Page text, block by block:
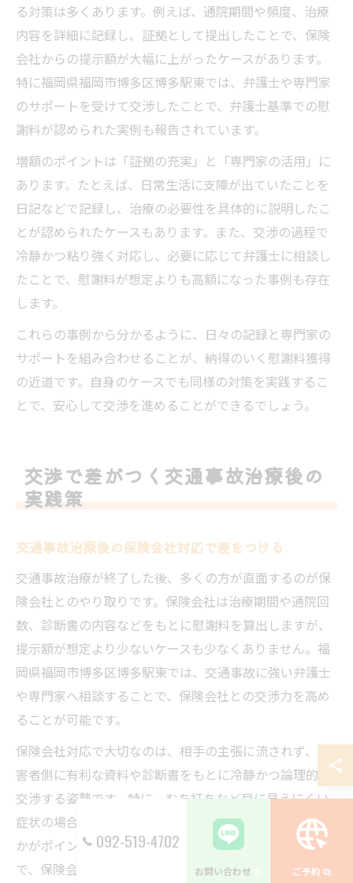
る対策は多くあります。例えば、通院期間や頻度、治療
内容を詳細に記録し、証拠として提出したことで、保険
会社からの提示額が大幅に上がったケースがあります。
特に福岡県福岡市博多区博多駅東では、弁護士や専門家
のサポートを受けて交渉したことで、弁護士基準での慰
謝料が認められた実例も報告されています。
増額のポイントは「証拠の充実」と「専門家の活用」に
あります。たとえば、日常生活に支障が出ていたことを
日記などで記録し、治療の必要性を具体的に説明したこ
とが認められたケースもあります。また、交渉の過程で
冷静かつ粘り強く対応し、必要に応じて弁護士に相談し
たことで、慰謝料が想定よりも高額になった事例も存在
します。
これらの事例から分かるように、日々の記録と専門家の
サポートを組み合わせることが、納得のいく慰謝料獲得
の近道です。自身のケースでも同様の対策を実践するこ
とで、安心して交渉を進めることができるでしょう。
交渉で差がつく交通事故治療後の
実践策
交通事故治療後の保険会社対応で差をつける
交通事故治療が終了した後、多くの方が直面するのが保
険会社とのやり取りです。保険会社は治療期間や通院回
数、診断書の内容などをもとに慰謝料を算出しますが、
提示額が想定より少ないケースも少なくありません。福
岡県福岡市博多区博多駅東では、交通事故に強い弁護士
や専門家へ相談することで、保険会社との交渉力を高め
ることが可能です。
保険会社対応で大切なのは、相手の主張に流されず、被
害者側に有利な資料や診断書をもとに冷静かつ論理的に
交渉する姿勢です。特に、むち打ちなど目に見えにくい
症状の場合、治療の必要性や経過をしっかり説明できる
かがポイントとなります。弁護士基準を活用すること
で、保険会社基準より高い慰謝料の獲得が期待できるた
092-519-4702
お問い合わせ ご予約